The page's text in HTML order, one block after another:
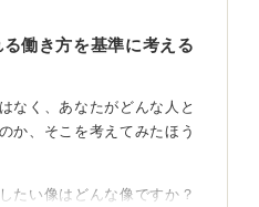
働き方を基準に考える
なく、あなたがどんな人と
か、そこを考えてみたほう
たい像はどんな像ですか？